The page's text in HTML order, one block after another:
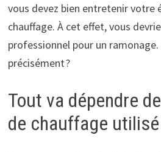
vous devez bien entretenir votre
chauffage. À cet effet, vous
professionnel pour un
précisément ?
Tout va dépendre
de chauffage utilisé